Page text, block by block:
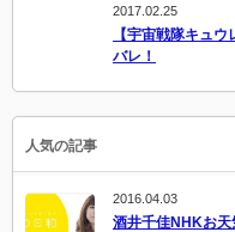
2017.02.25
【宇宙戦隊キュ
バレ！
人気の記事
2016.04.03
酒井千佳NHKお